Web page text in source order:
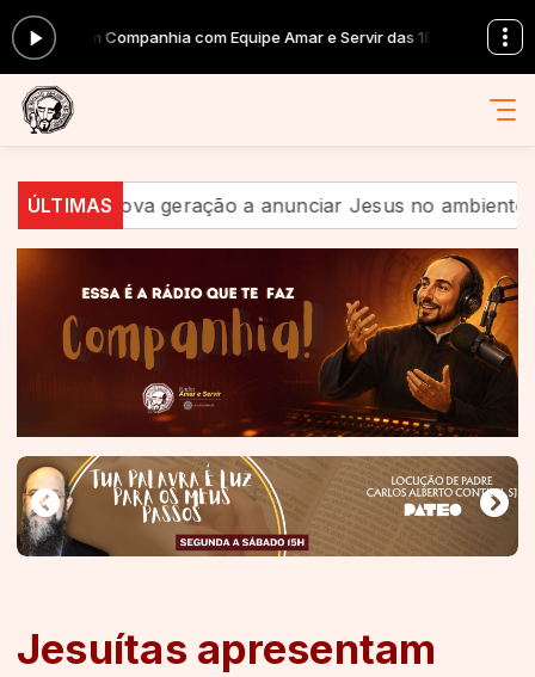
Em Companhia com Equipe Amar e Servir das 18:30 às 18:30 -
ÚLTIMAS
geração a anunciar Jesus no ambiente digital
Jesuítas apresentam